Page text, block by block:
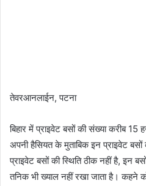
तेवरआनलाईन, पटना
बिहार में प्राइवेट बसों की संख्या करीब 15
अपनी हैसियत के मुताबिक इन प्राइवेट
प्राइवेट बसों की स्थिति ठीक नहीं है, इन
तनिक भी ख्याल नहीं रखा जाता है। कहने